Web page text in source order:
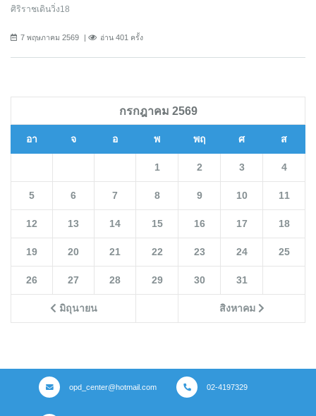
ศิริราชเดินวิ่ง18
7 พฤษภาคม 2569 อ่าน 401 ครั้ง
กรกฎาคม 2569
อา จ อ พ พฤ ศ ส
มิถุนายน สิงหาคม
1 2 3 4
5 6 7 8 9 10 11
12 13 14 15 16 17 18
19 20 21 22 23 24 25
26 27 28 29 30 31
opd_center@hotmail.com 02-4197329